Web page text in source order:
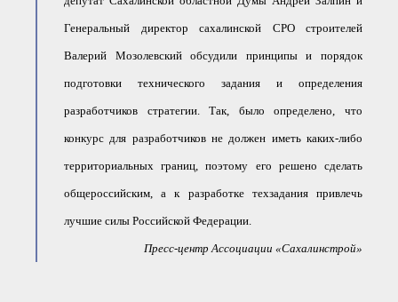
Генеральный директор сахалинской СРО строителей
Валерий Мозолевский обсудили принципы и порядок
подготовки технического задания и определения
разработчиков стратегии. Так, было определено, что
конкурс для разработчиков не должен иметь каких-либо
территориальных границ, поэтому его решено сделать
общероссийским, а к разработке техзадания привлечь
лучшие силы Российской Федерации.
Пресс-центр Ассоциации «Сахалинстрой»